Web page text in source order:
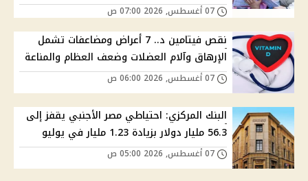
نقص فيتامين د.. 7 أعراض ومضاعفات تشمل
الإرهاق وآلام العضلات وضعف العظام والمناعة
البنك المركزي: احتياطي مصر الأجنبي يقفز إلى
56.3 مليار دولار بزيادة 1.23 مليار في يوليو